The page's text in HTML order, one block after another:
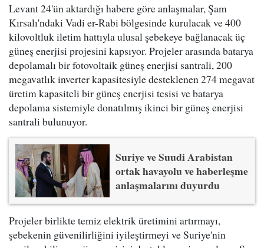
Levant 24'ün aktardığı habere göre anlaşmalar, Şam
Kırsalı'ndaki Vadi er-Rabi bölgesinde kurulacak ve 400
kilovoltluk iletim hattıyla ulusal şebekeye bağlanacak üç
güneş enerjisi projesini kapsıyor. Projeler arasında batarya
depolamalı bir fotovoltaik güneş enerjisi santrali, 200
megavatlık inverter kapasitesiyle desteklenen 274 megavat
üretim kapasiteli bir güneş enerjisi tesisi ve batarya
depolama sistemiyle donatılmış ikinci bir güneş enerjisi
santrali bulunuyor.
Suriye ve Suudi Arabistan
ortak havayolu ve haberleşme
anlaşmalarını duyurdu
Projeler birlikte temiz elektrik üretimini artırmayı,
şebekenin güvenilirliğini iyileştirmeyi ve Suriye'nin